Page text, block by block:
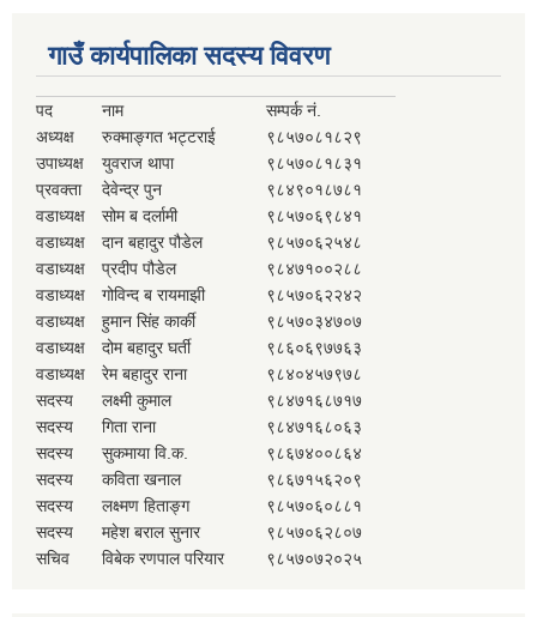
गाउँ कार्यपालिका सदस्य विवरण
पद नाम
सम्पर्क नं.
अध्यक्ष
रुक्माङ्गत भट्टराई
९८५७०८१८२९
उपाध्यक्ष
युवराज थापा
९८५७०८१८३१
प्रवक्ता
देवेन्द्र पुन
९८४९०१८७८१
वडाध्यक्ष
सोम ब दर्लामी
९८५७०६९८४१
वडाध्यक्ष
दान बहादुर पौडेल
९८५७०६२५४८
वडाध्यक्ष
प्रदीप पौडेल
९८४७१००२८८
वडाध्यक्ष
गोविन्द ब रायमाझी
९८५७०६२२४२
वडाध्यक्ष
हुमान सिंह कार्की
९८५७०३४७०७
वडाध्यक्ष
दोम बहादुर घर्ती
९८६०६९७७६३
वडाध्यक्ष
रेम बहादुर राना
९८४०४५७९७८
सदस्य
लक्ष्मी कुमाल
९८४७१६८७१७
सदस्य
गिता राना
९८४७१६८०६३
सदस्य
सुकमाया वि.क.
९८६७४००८६४
सदस्य
कविता खनाल
९८६७१५६२०९
सदस्य
लक्ष्मण हिताङ्ग
९८५७०६०८८१
सदस्य
महेश बराल सुनार
९८५७०६२८०७
सचिव
विबेक रणपाल परियार ९८५७०७२०२५